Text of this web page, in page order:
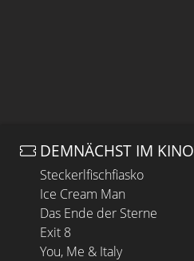
DEMNÄCHST IM KINO
Steckerlfischfiasko
Ice Cream Man
Das Ende der Sterne
Exit 8
You, Me & Italy